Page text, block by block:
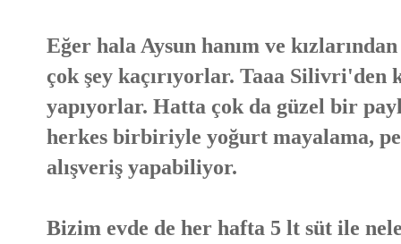
Eğer hala Aysun hanım ve
çok şey kaçırıyorlar. Taaa Silivri'den
yapıyorlar. Hatta çok da güzel bir
herkes birbiriyle yoğurt mayalama,
alışveriş yapabiliyor.
Bizim evde de her hafta 5 lt süt ile